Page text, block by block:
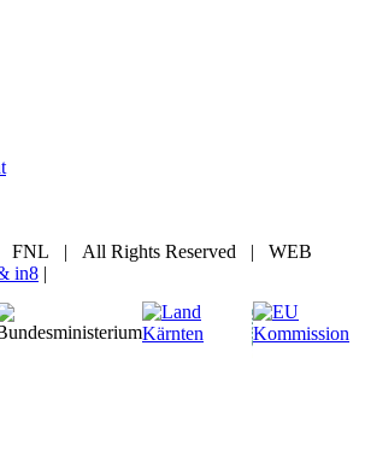
FNL | All Rights Reserved | WEB
in8 |